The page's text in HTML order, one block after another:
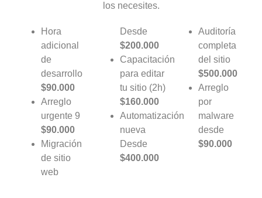
los necesites.
Hora
adicional
de
desarrollo
$90.000
Arreglo
urgente 9
$90.000
Migración
de sitio
web
Desde
$200.000
Capacitación
para editar
tu sitio (2h)
$160.000
Automatización
nueva
Desde
$400.000
Auditoría
completa
del sitio
$500.000
Arreglo
por
malware
desde
$90.000